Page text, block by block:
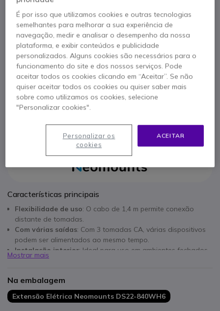
840WH6
Conecte mais com facilidade e segurança.
39,95 € s/iva 49,14 € Iva Incl.
Qtd
ADICIONAR AO CARRINHO
ORÇAMENTO EM 4 HORAS
Características principais
Flexibilidade de uso: O cabo de 1,4 m permite conexão
distante de tomadas.
Com várias saídas: Com 3 tomadas CA, várias dispositivos
podem ser alimentados ao mesmo tempo.
Instalação interior: Ideal para uso em ambientes fechados.
Design prático
Interruptor conveniente
uso diário.
Mostrar mais
Na embalagem
Extensão Elétrica Neomounts DS22-840WH6
É por isso que utilizamos cookies e outras tecnologias
semelhantes para melhorar a sua experiência de
navegação, medir e analisar o desempenho da nossa
plataforma, e exibir conteúdos e publicidade
personalizados. Alguns cookies são necessários para o
funcionamento do site e dos nossos serviços. Pode
aceitar todos os cookies clicando em “Aceitar”. Se não
quiser aceitar todos os cookies ou quiser saber mais
sobre como utilizamos os cookies, selecione
"Personalizar cookies".
ACEITAR
Personalizar os
cookies